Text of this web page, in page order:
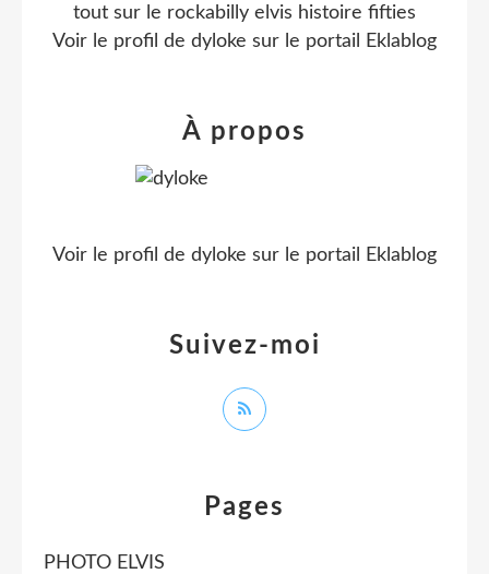
Pages
PHOTO ELVIS
tout sur le rockabilly elvis histoire fifties
Voir le profil de dyloke sur le portail Eklablog
Suivez-moi
À propos
Voir le profil de dyloke sur le portail Eklablog